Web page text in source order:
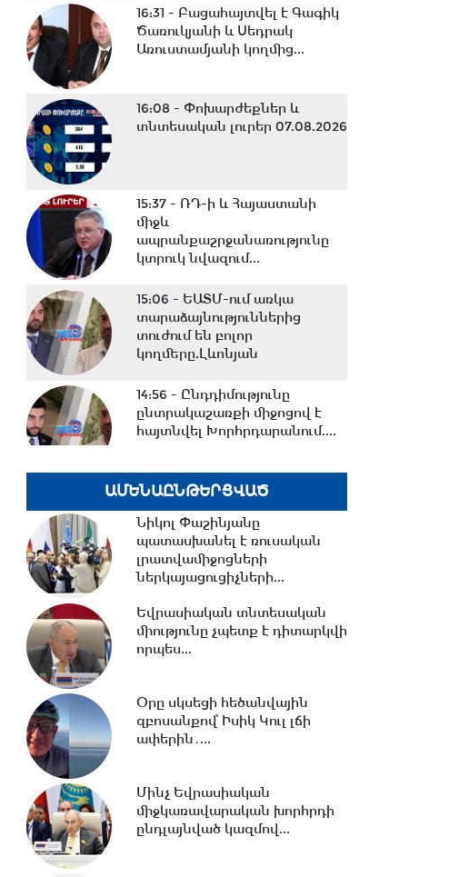
16:31 - Բացահայտվել է Գագիկ
Ծառուկյանի և Սեդրակ
Առուստամյանի կողմից...
16:08 - Փոխարժեքներ և
տնտեսական լուրեր 07.08.2026
15:37 - ՌԴ-ի և Հայաստանի
միջև
ապրանքաշրջանառությունը
կտրուկ նվազում...
15:06 - ԵԱՏՄ-ում առկա
տարաձայնություններից
տուժում են բոլոր
կողմերը.Լևոնյան
14:56 - Ընդդիմությունը
ընտրակաշառքի միջոցով է
հայտնվել Խորհրդարանում....
14:42 -Վարչապետի
որոշումներով՝ ԲՏԱ
փոխնախարարն ու
Քաղշինկոմիտեի...
14:23 -Քրիստիննե
Գրիգորյանը վերանշանակվել
է արտաքին
հետախուզության...
նոր ջրագծեր. Արմավիրի
մարզի երեք համայնք՝...
համապատասխանության
հարցը որոշելու վերաբերյալ...
ԱՄԵՆԱԸՆԹԵՐՑՎԱԾ
Նիկոլ Փաշինյանը
պատասխանել է ռուսական
լրատվամիջոցների
ներկայացուցիչների...
Եվրասիական տնտեսական
միությունը չպետք է դիտարկվի
որպես...
Օրը սկսեցի հեծանվային
զբոսանքով՝ Իսիկ Կուլ լճի
ափերին․...
Մինչ Եվրասիական
միջկառավարական խորհրդի
ընդլայնված կազմով...